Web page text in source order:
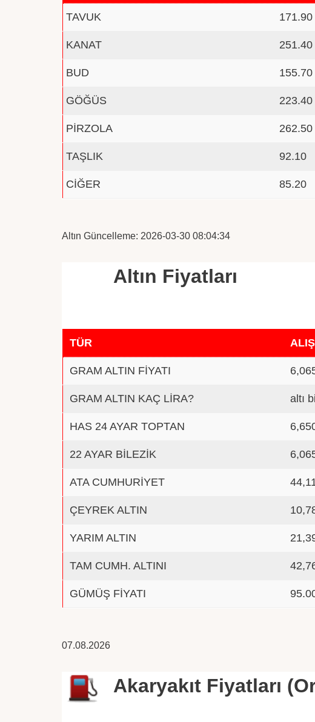
TAVUK 171.90
KANAT 251.40
BUD 155.70
GÖĞÜS 223.40
PİRZOLA 262.50
TAŞLIK 92.10
CİĞER 85.20
Altın Güncelleme: 2026-03-30 08:04:34
Altın Fiyatları
TÜR
ALIŞ
GRAM ALTIN FİYATI
GRAM ALTIN KAÇ LİRA? altı
HAS 24 AYAR TOPTAN
22 AYAR BİLEZİK
ATA CUMHURİYET
ÇEYREK ALTIN
YARIM ALTIN
TAM CUMH. ALTINI
GÜMÜŞ FİYATI
07.08.2026
Akaryakıt Fiyatları